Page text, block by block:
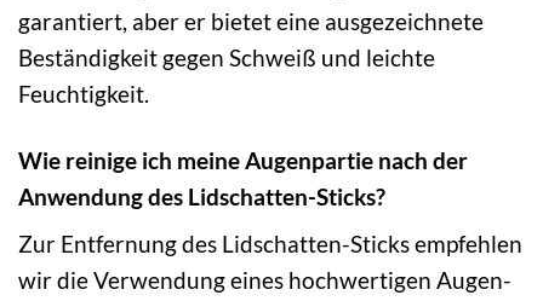
garantiert, aber er bietet eine ausgezeichnete
Beständigkeit gegen Schweiß und leichte
Feuchtigkeit.
Wie reinige ich meine Augenpartie nach der
Anwendung des Lidschatten-Sticks?
Zur Entfernung des Lidschatten-Sticks empfehlen
wir die Verwendung eines hochwertigen Augen-